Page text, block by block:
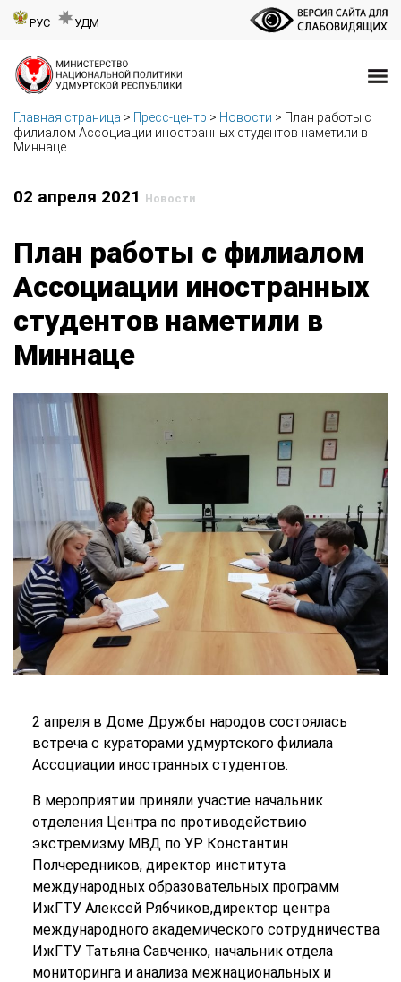
РУС УДМ
Главная страница > Пресс-центр > Новости > План работы с
филиалом Ассоциации иностранных студентов наметили в
Миннаце
02 апреля 2021 Новости
План работы с филиалом
Ассоциации иностранных
студентов наметили в
Миннаце
2 апреля в Доме Дружбы народов состоялась
встреча с кураторами удмуртского филиала
Ассоциации иностранных студентов.
В мероприятии приняли участие начальник
отделения Центра по противодействию
экстремизму МВД по УР Константин
Полчередников, директор института
международных образовательных программ
ИжГТУ Алексей Рябчиков,директор центра
международного академического сотрудничества
ИжГТУ Татьяна Савченко, начальник отдела
мониторинга и анализа межнациональных и